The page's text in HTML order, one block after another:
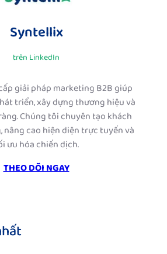
Syntellix
trên LinkedIn
giải pháp marketing B2B giúp
triển, xây dựng thương hiệu và
Chúng tôi chuyên tạo khách
nâng cao hiện diện trực tuyến và
ưu hóa chiến dịch.
THEO DÕI NGAY